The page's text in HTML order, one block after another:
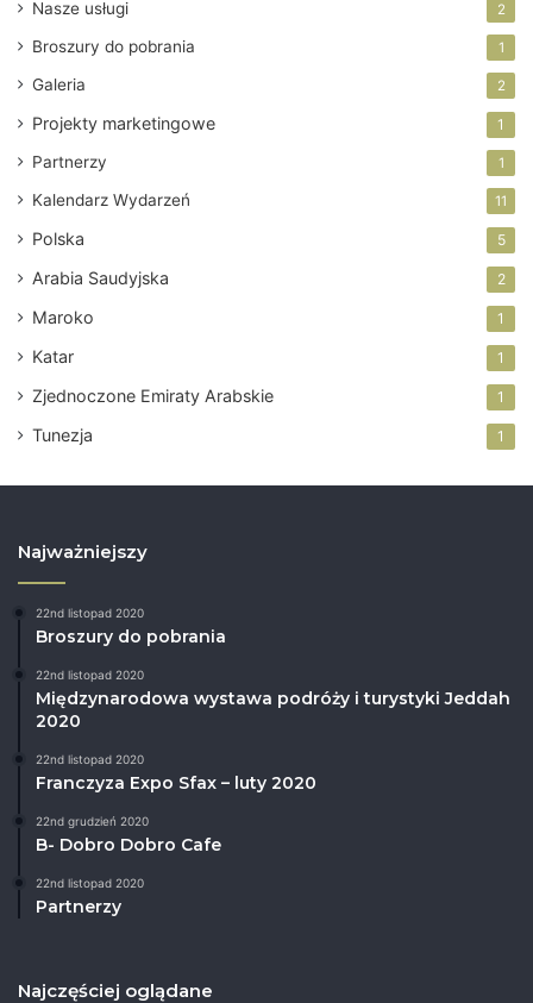
i
t
ó
d
a
ą
n
d
e
ę
.
s
Nasze usługi 2
Broszury do pobrania 1
Galeria 2
Projekty marketingowe 1
Partnerzy 1
Kalendarz Wydarzeń 11
Polska 5
Arabia Saudyjska 2
Maroko 1
Katar 1
Zjednoczone Emiraty Arabskie 1
Tunezja 1
Najważniejszy
22nd listopad 2020
Broszury do pobrania
22nd listopad 2020
Międzynarodowa wystawa podróży i turystyki Jeddah
2020
22nd listopad 2020
Franczyza Expo Sfax – luty 2020
22nd grudzień 2020
B- Dobro Dobro Cafe
22nd listopad 2020
Partnerzy
Najczęściej oglądane